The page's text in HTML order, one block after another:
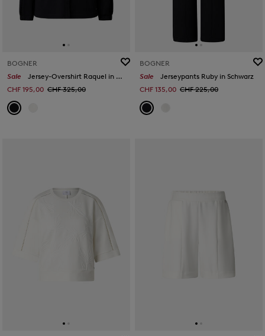
BOGNER
Sale
Jersey-Overshirt Raquel in Schwarz
CHF 195,00 CHF 325,00
BOGNER
Sale
Jerseypants Ruby in Schwarz
CHF 135,00 CHF 225,00